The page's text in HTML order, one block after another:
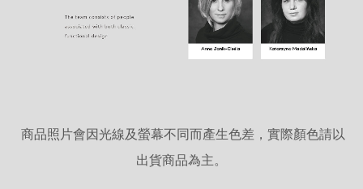
商品照片會因光線及螢幕不同而產生色差，實際顏色請以
出貨商品為主。